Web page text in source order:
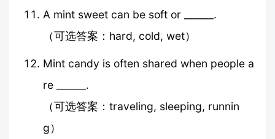
A mint sweet can be soft or ______.
（可选答案：hard, cold, wet）
Mint candy is often shared when people a
re ______.
（可选答案：traveling, sleeping, runnin
g）